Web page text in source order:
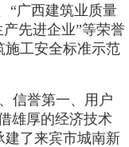
“广西建筑业质量
先进企业”等荣誉
施工安全标准示范
信誉第一、用户
雄厚的经济技术
建了来宾市城南新